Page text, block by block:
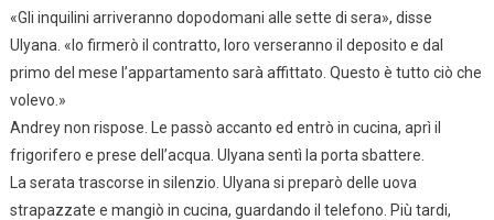
«Gli inquilini arriveranno dopodomani alle sette di sera», disse
Ulyana. «Io firmerò il contratto, loro verseranno il deposito e dal
primo del mese l’appartamento sarà affittato. Questo è tutto ciò che
volevo.»
Andrey non rispose. Le passò accanto ed entrò in cucina, aprì il
frigorifero e prese dell’acqua. Ulyana sentì la porta sbattere.
La serata trascorse in silenzio. Ulyana si preparò delle uova
strapazzate e mangiò in cucina, guardando il telefono. Più tardi,